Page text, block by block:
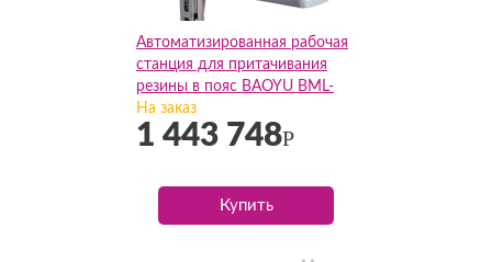
Автоматизированная рабочая
станция для притачивания
резины в пояс BAOYU BML-
375S
На заказ
1 443 748Р
Купить